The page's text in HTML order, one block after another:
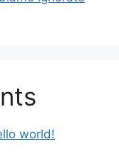
world!